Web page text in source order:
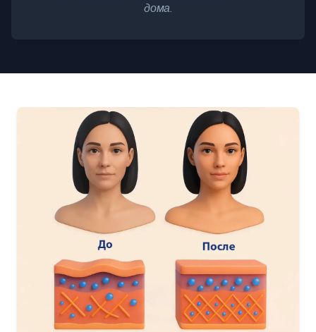
дома.